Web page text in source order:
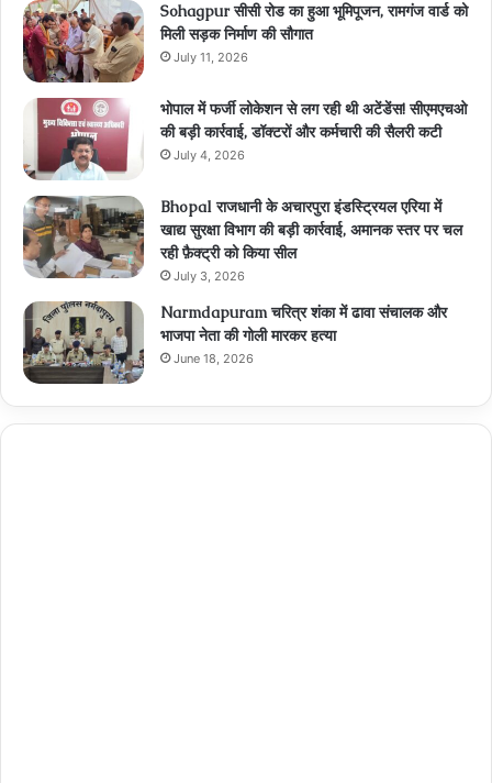
Sohagpur सीसी रोड का हुआ भूमिपूजन, रामगंज वार्ड को
मिली सड़क निर्माण की सौगात
July 11, 2026
भोपाल में फर्जी लोकेशन से लग रही थी अटेंडेंस! सीएमएचओ
की बड़ी कार्रवाई, डॉक्टरों और कर्मचारी की सैलरी कटी
July 4, 2026
Bhopal राजधानी के अचारपुरा इंडस्ट्रियल एरिया में
खाद्य सुरक्षा विभाग की बड़ी कार्रवाई, अमानक स्तर पर चल
रही फ़ैक्ट्री को किया सील
July 3, 2026
Narmdapuram चरित्र शंका में ढावा संचालक और
भाजपा नेता की गोली मारकर हत्या
June 18, 2026